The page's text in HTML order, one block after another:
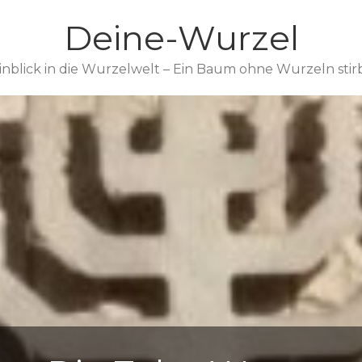
Deine-Wurzel
in die Wurzelwelt – Ein Baum ohne Wurzeln